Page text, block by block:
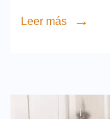
Leer más